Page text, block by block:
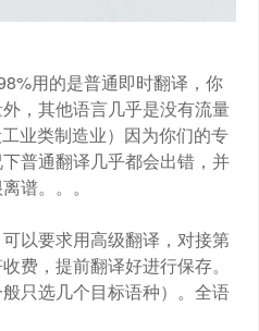
用的是普通即时翻译，你
，其他语言几乎是没有流量
业类制造业）因为你们的专
普通翻译几乎都会出错，并
谱。。。
以要求用高级翻译，对接第
费，提前翻译好进行保存。
只选几个目标语种）。全语